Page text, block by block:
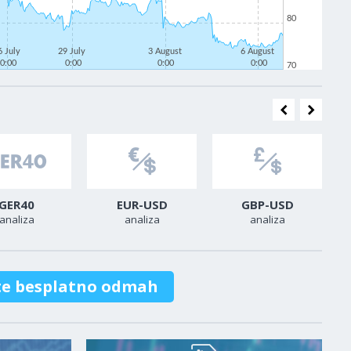
July
0:00
29 July
0:00
3 August
0:00
6 August
0:00
70
80
EUR-USD
analiza
GBP-USD
analiza
besplatno odmah